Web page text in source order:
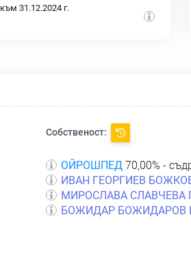
към 31.12.2024 г.
Собственост:
ОЙРОШПЕД 70,00% -
ИВАН ГЕОРГИЕВ
МИРОСЛАВА СЛАВЧЕВА
БОЖИДАР БОЖИДАРОВ